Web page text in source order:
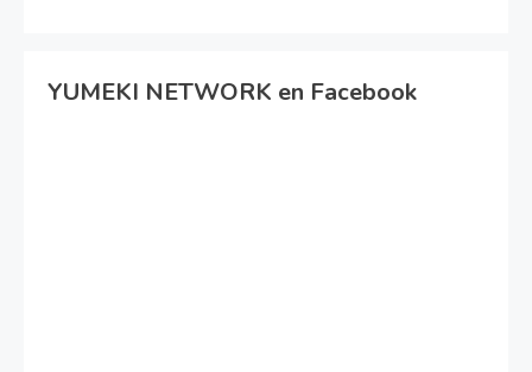
YUMEKI NETWORK en Facebook